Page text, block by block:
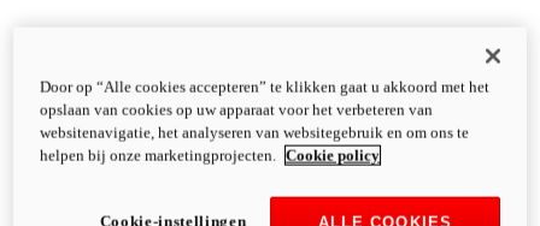
Door op “Alle cookies accepteren” te klikken gaat u akkoord met het
opslaan van cookies op uw apparaat voor het verbeteren van
websitenavigatie, het analyseren van websitegebruik en om ons te
helpen bij onze marketingprojecten.
Cookie policy
ALLE COOKIES
Cookie-instellingen